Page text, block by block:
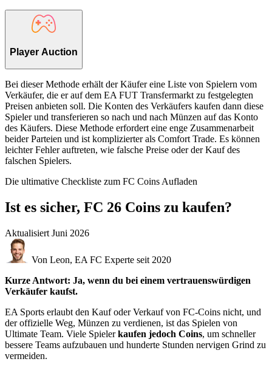
Player Auction
Bei dieser Methode erhält der Käufer eine Liste von Spielern vom
Verkäufer, die er auf dem EA FUT Transfermarkt zu festgelegten
Preisen anbieten soll. Die Konten des Verkäufers kaufen dann diese
Spieler und transferieren so nach und nach Münzen auf das Konto
des Käufers. Diese Methode erfordert eine enge Zusammenarbeit
beider Parteien und ist komplizierter als Comfort Trade. Es können
leichter Fehler auftreten, wie falsche Preise oder der Kauf des
falschen Spielers.
Die ultimative Checkliste zum FC Coins Aufladen
Ist es sicher, FC 26 Coins zu kaufen?
Aktualisiert Juni 2026
Von Leon, EA FC Experte seit 2020
Kurze Antwort: Ja, wenn du bei einem vertrauenswürdigen
Verkäufer kaufst.
EA Sports erlaubt den Kauf oder Verkauf von FC-Coins nicht, und
der offizielle Weg, Münzen zu verdienen, ist das Spielen von
Ultimate Team. Viele Spielerkaufen jedoch Coins, um schneller
bessere Teams aufzubauen und hunderte Stunden nervigen Grind zu
vermeiden.